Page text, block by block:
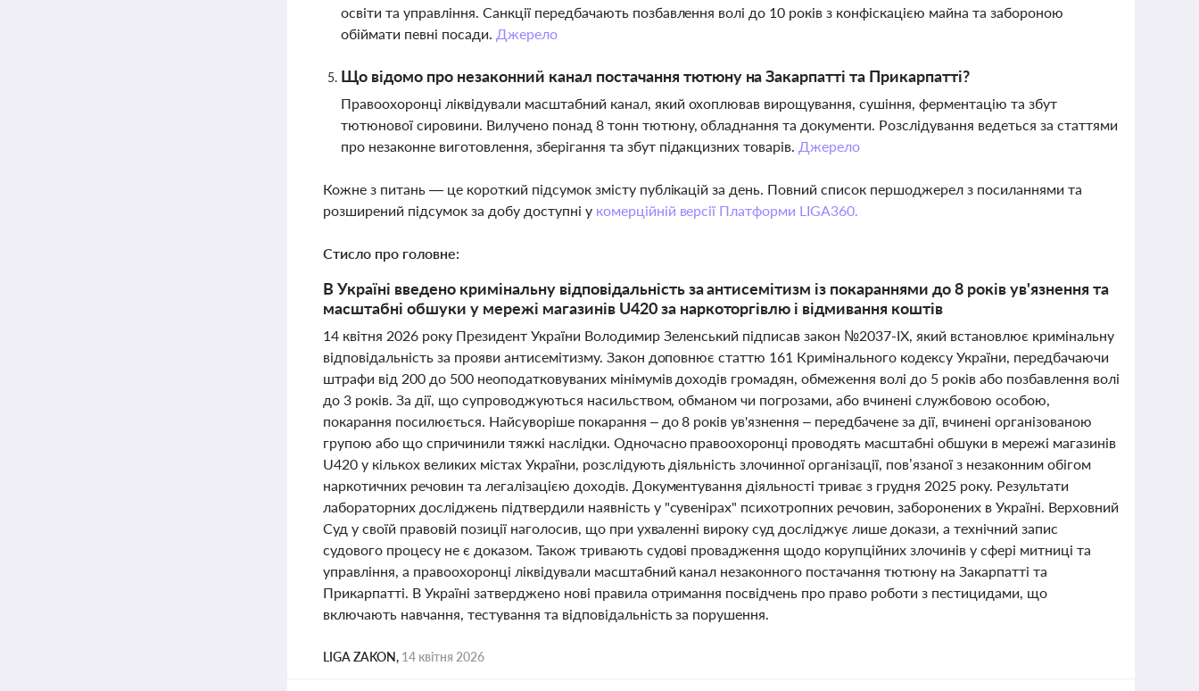
освіти та управління. Санкції передбачають позбавлення волі до 10 років з конфіскацією майна та забороною
обіймати певні посади. Джерело
Що відомо про незаконний канал постачання тютюну на Закарпатті та Прикарпатті?
Правоохоронці ліквідували масштабний канал, який охоплював вирощування, сушіння, ферментацію та збут
тютюнової сировини. Вилучено понад 8 тонн тютюну, обладнання та документи. Розслідування ведеться за статтями
про незаконне виготовлення, зберігання та збут підакцизних товарів. Джерело
Кожне з питань — це короткий підсумок змісту публікацій за день. Повний список першоджерел з посиланнями та
розширений підсумок за добу доступні у комерційній версії Платформи LIGA360.
Стисло про головне:
В Україні введено кримінальну відповідальність за антисемітизм із покараннями до 8 років ув'язнення та
масштабні обшуки у мережі магазинів U420 за наркоторгівлю і відмивання коштів
14 квітня 2026 року Президент України Володимир Зеленський підписав закон №2037-ІХ, який встановлює кримінальну
відповідальність за прояви антисемітизму. Закон доповнює статтю 161 Кримінального кодексу України, передбачаючи
штрафи від 200 до 500 неоподатковуваних мінімумів доходів громадян, обмеження волі до 5 років або позбавлення волі
до 3 років. За дії, що супроводжуються насильством, обманом чи погрозами, або вчинені службовою особою,
покарання посилюється. Найсуворіше покарання – до 8 років ув'язнення – передбачене за дії, вчинені організованою
групою або що спричинили тяжкі наслідки. Одночасно правоохоронці проводять масштабні обшуки в мережі магазинів
U420 у кількох великих містах України, розслідують діяльність злочинної організації, пов’язаної з незаконним обігом
наркотичних речовин та легалізацією доходів. Документування діяльності триває з грудня 2025 року. Результати
лабораторних досліджень підтвердили наявність у "сувенірах" психотропних речовин, заборонених в Україні. Верховний
Суд у своїй правовій позиції наголосив, що при ухваленні вироку суд досліджує лише докази, а технічний запис
судового процесу не є доказом. Також тривають судові провадження щодо корупційних злочинів у сфері митниці та
управління, а правоохоронці ліквідували масштабний канал незаконного постачання тютюну на Закарпатті та
Прикарпатті. В Україні затверджено нові правила отримання посвідчень про право роботи з пестицидами, що
включають навчання, тестування та відповідальність за порушення.
LIGA ZAKON, 14 квітня 2026